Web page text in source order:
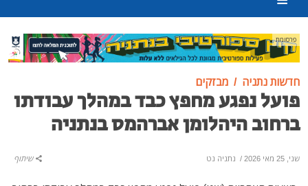
פרסומת
חדשות נתניה מבזקים
פועל נפגע מחפץ כבד במהלך עבודתו
ברחוב היהלומן אברהמס בנתניה
שני, 25 מאי 2026 / נתניה נט שיתוף